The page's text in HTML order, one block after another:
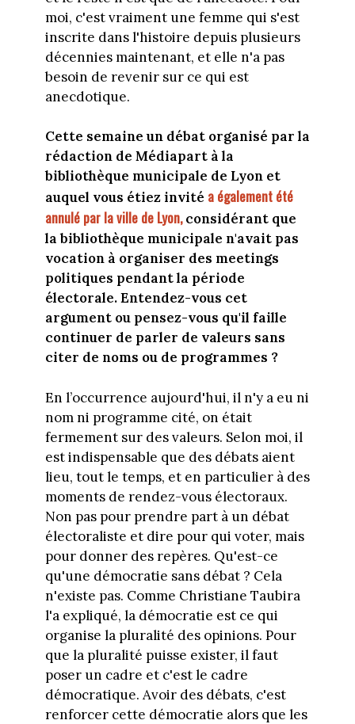
moi, c'est vraiment une femme qui s'est
inscrite dans l'histoire depuis plusieurs
décennies maintenant, et elle n'a pas
besoin de revenir sur ce qui est
anecdotique.
Cette semaine un débat organisé par la
rédaction de Médiapart à la
bibliothèque municipale de Lyon et
auquel vous étiez invité a également été
annulé par la ville de Lyon,considérant que
la bibliothèque municipale n'avait pas
vocation à organiser des meetings
politiques pendant la période
électorale. Entendez-vous cet
argument ou pensez-vous qu'il faille
continuer de parler de valeurs sans
citer de noms ou de programmes ?
En l’occurrence aujourd'hui, il n'y a eu ni
nom ni programme cité, on était
fermement sur des valeurs. Selon moi, il
est indispensable que des débats aient
lieu, tout le temps, et en particulier à des
moments de rendez-vous électoraux.
Non pas pour prendre part à un débat
électoraliste et dire pour qui voter, mais
pour donner des repères. Qu'est-ce
qu'une démocratie sans débat ? Cela
n'existe pas. Comme Christiane Taubira
l'a expliqué, la démocratie est ce qui
organise la pluralité des opinions. Pour
que la pluralité puisse exister, il faut
poser un cadre et c'est le cadre
démocratique. Avoir des débats, c'est
renforcer cette démocratie alors que les